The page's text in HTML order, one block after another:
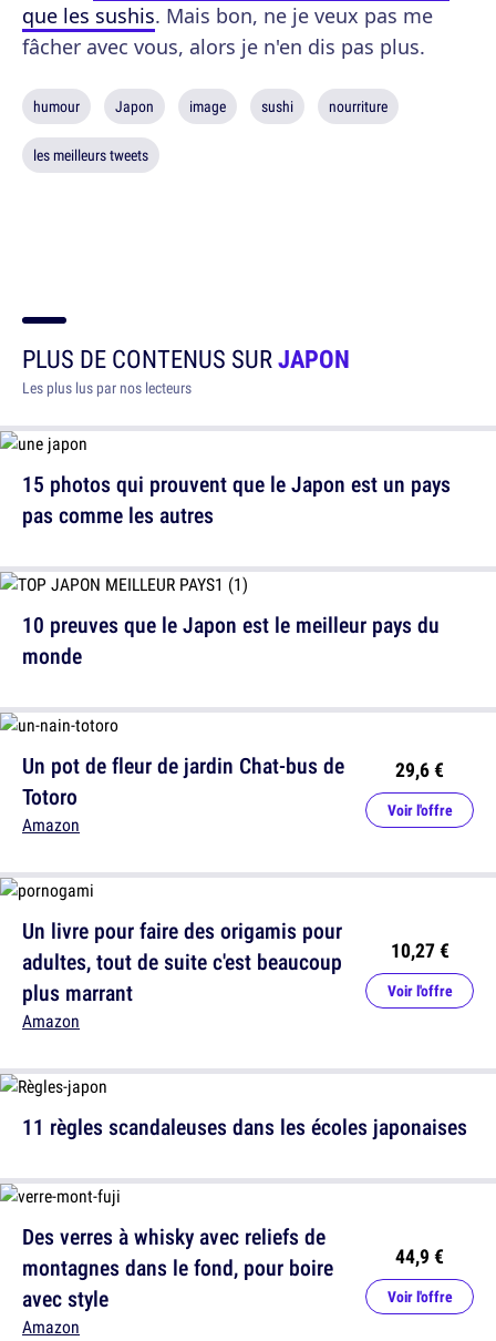
que les sushis. Mais bon, ne je veux pas me
fâcher avec vous, alors je n'en dis pas plus.
humour Japon image sushi nourriture
les meilleurs tweets
PLUS DE CONTENUS SURJAPON
Les plus lus par nos lecteurs
15 photos qui prouvent que le Japon est un pays
pas comme les autres
Un pot de fleur de jardin Chat-bus de
Totoro
Amazon
29,6 €
Voir l'offre
11 règles scandaleuses dans les écoles japonaises
10 preuves que le Japon est le meilleur pays du
monde
Un livre pour faire des origamis pour
adultes, tout de suite c'est beaucoup
plus marrant
Amazon
10,27 €
Voir l'offre
Des verres à whisky avec reliefs de
montagnes dans le fond, pour boire
avec style
Amazon
44,9 €
Voir l'offre